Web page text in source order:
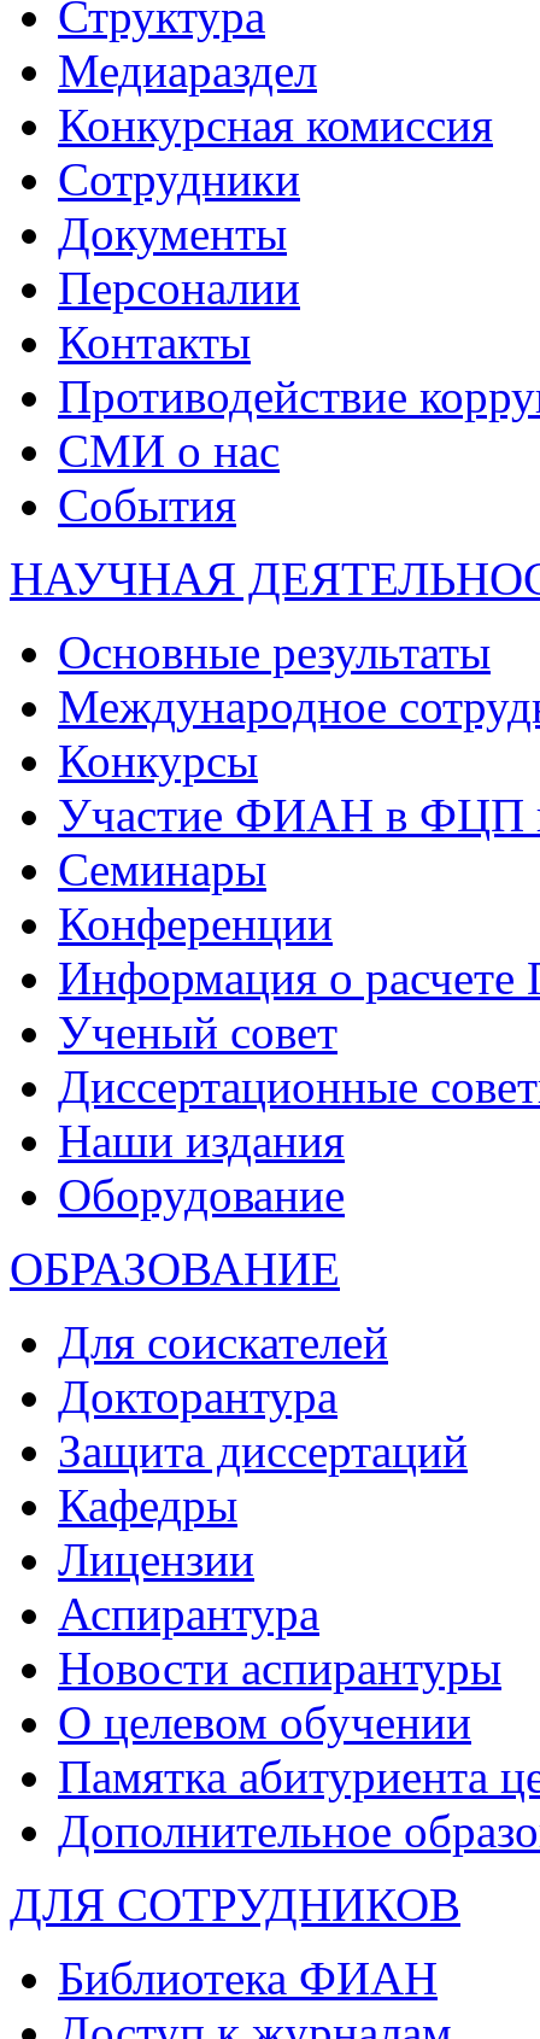
Структура
Медиараздел
Конкурсная комиссия
Сотрудники
Документы
Персоналии
Контакты
Противодействие
СМИ о нас
События
НАУЧНАЯ
Основные результаты
Международное
Конкурсы
Участие ФИАН в ФЦП
Семинары
Конференции
Информация о
Ученый совет
Диссертационные
Наши издания
Оборудование
ОБРАЗОВАНИЕ
Для соискателей
Докторантура
Защита диссертаций
Кафедры
Лицензии
Аспирантура
Новости аспирантуры
О целевом обучении
Памятка абитуриента
Дополнительное
ДЛЯ СОТРУДНИКОВ
Библиотека ФИАН